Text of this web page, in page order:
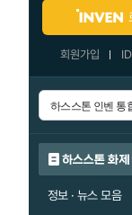
회원가입
하스스톤 화제
정보 · 뉴스 모음